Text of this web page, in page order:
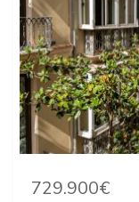
729.900€